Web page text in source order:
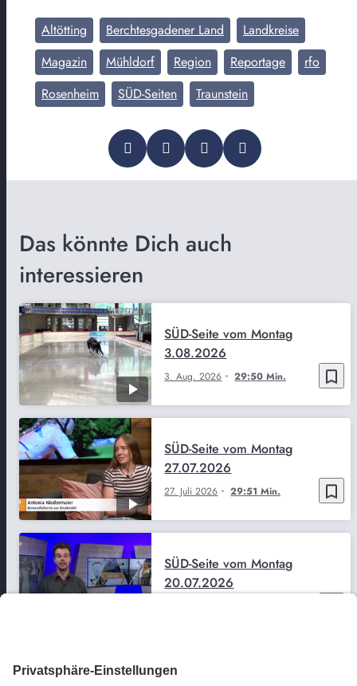
Altötting Berchtesgadener Land
Landkreise
Magazin
Mühldorf Region Reportage
rfo
Rosenheim
SÜD-Seiten Traunstein
Das könnte Dich auch
interessieren
bookmark_border
3. Aug. 2026 29:50 Min.
SÜD-Seite vom Montag
3.08.2026
bookmark_border
27. Juli 2026 29:51 Min.
SÜD-Seite vom Montag
27.07.2026
SÜD-Seite vom Montag
20.07.2026
SÜD-Seite vom Montag